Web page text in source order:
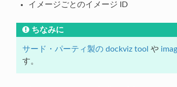
イメージごとのイメージ ID
ちなみに
サード・パーティ製の dockviz tool や
す。